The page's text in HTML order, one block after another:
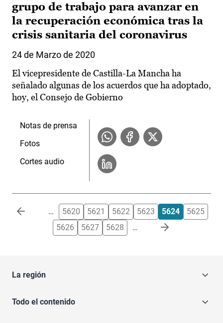
grupo de trabajo para avanzar en
la recuperación económica tras la
crisis sanitaria del coronavirus
24 de Marzo de 2020
El vicepresidente de Castilla-La Mancha ha
señalado algunas de los acuerdos que ha adoptado,
hoy, el Consejo de Gobierno
Notas de prensa
Fotos
Cortes audio
Paginación … 5620 5621 5622 5623 5624
5625
5626
5627 5628 …
La región
Todo el contenido